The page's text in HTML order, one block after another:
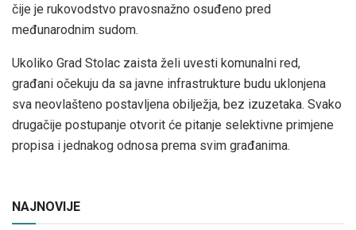
čije je rukovodstvo pravosnažno osuđeno pred
međunarodnim sudom.
Ukoliko Grad Stolac zaista želi uvesti komunalni red,
građani očekuju da sa javne infrastrukture budu uklonjena
sva neovlašteno postavljena obilježja, bez izuzetaka. Svako
drugačije postupanje otvorit će pitanje selektivne primjene
propisa i jednakog odnosa prema svim građanima.
NAJNOVIJE